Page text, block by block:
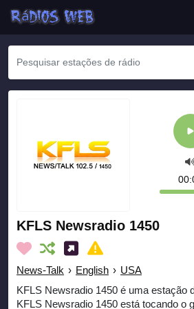
KFLS Newsradio 1450
News-Talk › English › USA
KFLS Newsradio 1450 é uma estação
KFLS Newsradio 1450 está tocando o